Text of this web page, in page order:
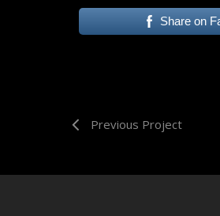
Share on
Previous Project